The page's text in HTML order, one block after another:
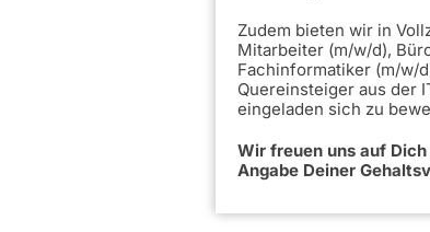
Zudem bieten wir in
Mitarbeiter (m/w/d),
Fachinformatiker (m/w/
Quereinsteiger aus der
eingeladen sich zu
Wir freuen uns auf
Angabe Deiner